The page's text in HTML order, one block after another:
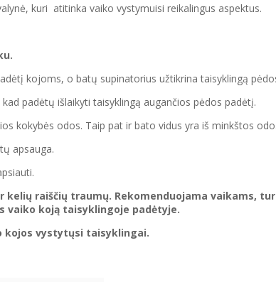
kuri atitinka vaiko vystymuisi reikalingus aspektus.
kojoms, o batų supinatorius užtikrina taisyklingą
padėtų išlaikyti taisyklingą augančios pėdos padėtį.
kokybės odos. Taip pat ir bato vidus yra iš minkštos
apsauga.
raiščių traumų. Rekomenduojama vaikams,
vaiko koją taisyklingoje padėtyje.
kojos vystytųsi taisyklingai.